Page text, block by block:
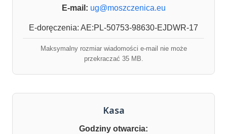
E-mail: ug@moszczenica.eu
E-doręczenia: AE:PL-50753-98630-EJDWR-17
Maksymalny rozmiar wiadomości e-mail nie może
przekraczać 35 MB.
Kasa
Godziny otwarcia: